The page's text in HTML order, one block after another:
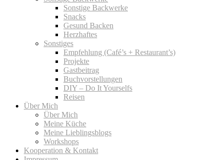
Sonstige Backwerke
Snacks
Gesund Backen
Herzhaftes
Sonstiges
Empfehlung (Café’s + Restaurant’s)
Projekte
Gastbeitrag
Buchvorstellungen
DIY – Do It Yourselfs
Reisen
Über Mich
Über Mich
Meine Küche
Meine Lieblingsblogs
Workshops
Kooperation & Kontakt